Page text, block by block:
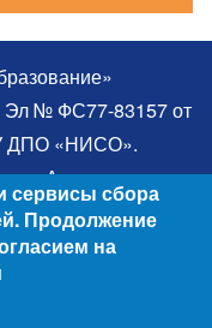
Эл № ФС77-83157 от
ДПО «НИСО».
Александровна.
почта:
материалов ссылка
Для детей
сервисы сбора
Продолжение
на